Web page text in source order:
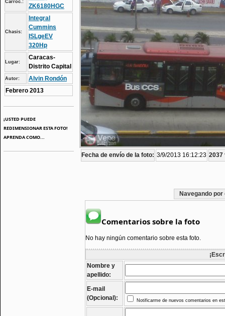
Carroc.:
ZK6180HGC
Chasis:
Integral
Cummins
ISLgeEV
320Hp
Lugar:
Caracas-
Distrito Capital
Autor:
Alvin Rondón
Febrero 2013
¡USTED PUEDE
REDIMENSIONAR ESTA FOTO!
APRENDA COMO...
Fecha de envío de la foto: 3/9/2013 16:12:23 2037
Navegando
Comentarios sobre la foto
No hay ningún comentario sobre esta foto.
Nombre y
apellido:
E-mail
(Opcional):
Notificarme de nuevos comentarios en